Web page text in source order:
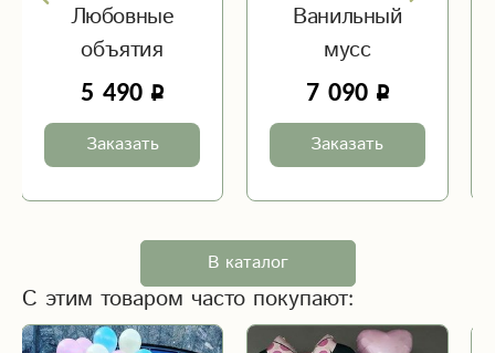
Любовные
объятия
5 490
Заказать
Ванильный
мусс
7 090
Заказать
В каталог
С этим товаром часто покупают: